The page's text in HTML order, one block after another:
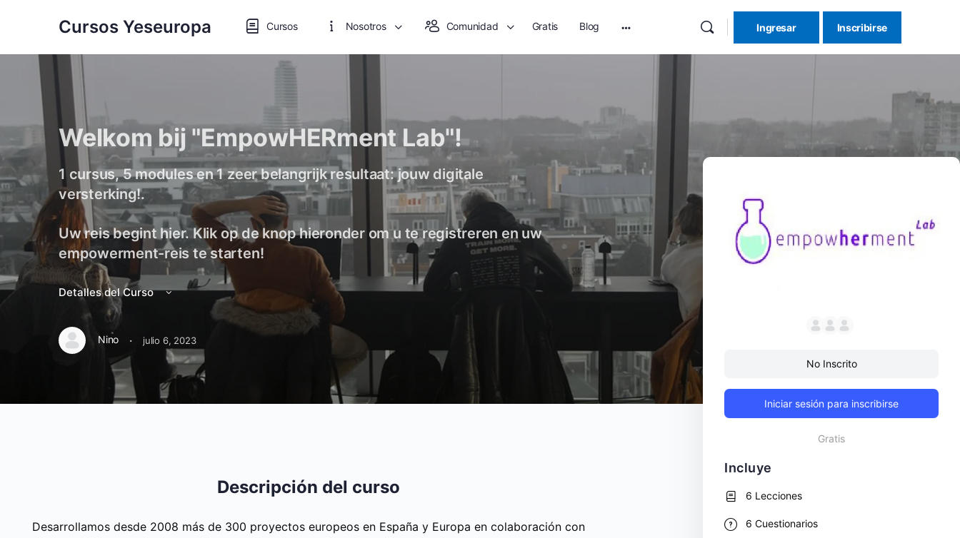
Cursos Yeseuropa Cursos Nosotros Comunidad Gratis Blog Ingresar Inscribirse
Welkom bij "EmpowHERment Lab"!
1 cursus, 5 modules en 1 zeer belangrijk resultaat: jouw digitale
versterking!.
Uw reis begint hier. Klik op de knop hieronder om u te registreren en uw
empowerment-reis te starten!
Detalles del Curso
Nino · julio 6, 2023
Descripción del curso
Desarrollamos desde 2008 más de 300 proyectos europeos en España y Europa en colaboración con
No Inscrito
Iniciar sesión para inscribirse
Gratis
Incluye
6 Lecciones
6 Cuestionarios